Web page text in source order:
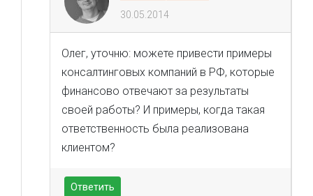
30.05.2014
Олег, уточню: можете привести примеры
консалтинговых компаний в РФ, которые
финансово отвечают за результаты
своей работы? И примеры, когда такая
ответственность была реализована
клиентом?
Ответить